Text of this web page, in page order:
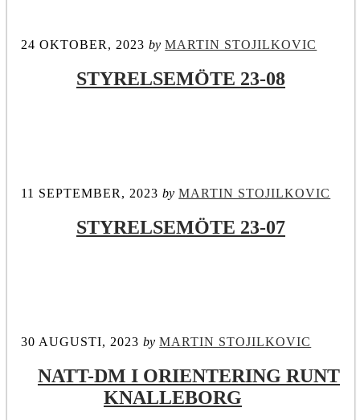
24 OKTOBER, 2023 by MARTIN STOJILKOVIC
STYRELSEMÖTE 23-08
11 SEPTEMBER, 2023 by MARTIN STOJILKOVIC
STYRELSEMÖTE 23-07
30 AUGUSTI, 2023 by MARTIN STOJILKOVIC
NATT-DM I ORIENTERING RUNT
KNALLEBORG